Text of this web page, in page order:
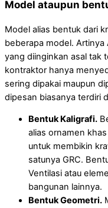
Model ataupun
Model alias bentuk dari
beberapa model.
yang diinginkan asal tak
kontraktor hanya
sering dipakai maupun
dipesan biasanya terdiri
Bentuk Kaligrafi.
alias ornamen
untuk membikin
satunya GRC.
Ventilasi atau
bangunan lainnya.
Bentuk Geometri.